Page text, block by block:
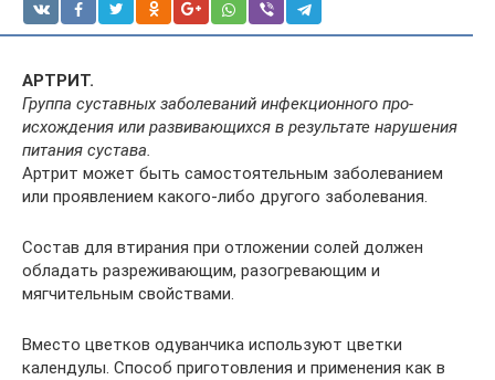
АРТРИТ.
Группа суставных заболеваний инфекционного про­
исхождения или развивающихся в результате нарушения
пи­тания сустава.
Артрит может быть самостоятельным заболеванием
или проявле­нием какого-либо другого заболевания.
Состав для втирания при отложении солей должен
обладать разреживающим, разогревающим и
мягчительным свойствами.
Вместо цветков одуванчика используют цветки
календулы. Способ приготовления и применения как в